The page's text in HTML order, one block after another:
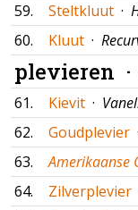
59. Steltkluut ·
60.
Kluut ·
plevieren ·
61. Kievit ·
62.
Goudplevier ·
63.
Amerikaanse
64.
Zilverplevier